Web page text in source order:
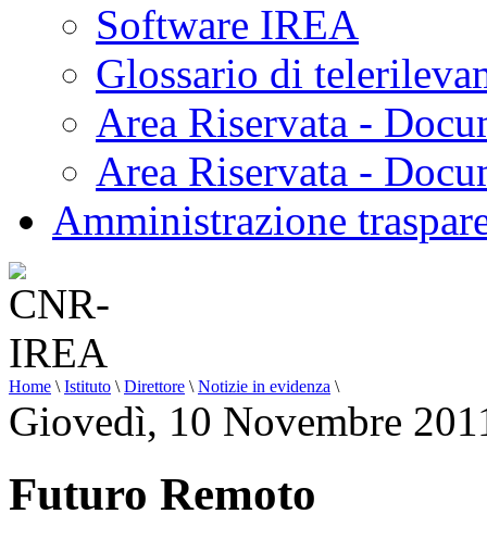
Software IREA
Glossario di
Area Riservata -
Area Riservata -
Amministrazione
Home \ Istituto \ Direttore \ Notizie in evidenza \
Giovedì, 10 Novembre
Futuro Remoto